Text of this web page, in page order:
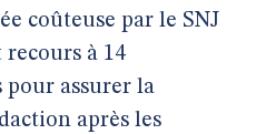
coûteuse par le SNJ
recours à 14
pour assurer la
après les